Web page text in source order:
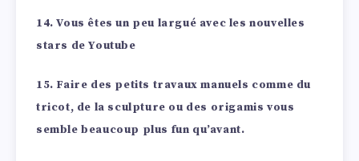
14. Vous êtes un peu largué avec les nouvelles
stars de Youtube
15. Faire des petits travaux manuels comme du
tricot, de la sculpture ou des origamis vous
semble beaucoup plus fun qu’avant.